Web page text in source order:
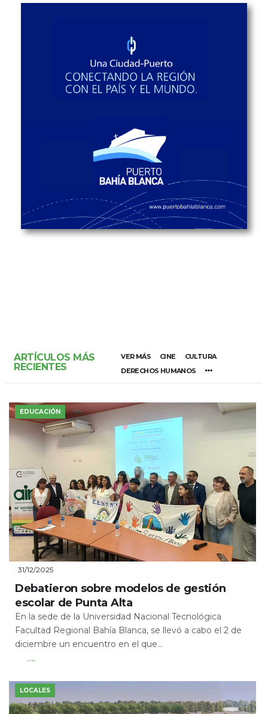
ARTÍCULOS MÁS
RECIENTES
VER MÁS CINE
CULTURA
DERECHOS HUMANOS
EDUCACIÓN
31/12/2025
Debatieron sobre modelos de gestión
escolar de Punta Alta
En la sede de la Universidad Nacional Tecnológica
Facultad Regional Bahía Blanca, se llevó a cabo el 2 de
diciembre un encuentro en el que...
Leer Más
LOCALES